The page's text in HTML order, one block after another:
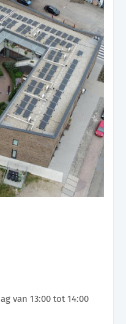
van 13:00 tot 14:00